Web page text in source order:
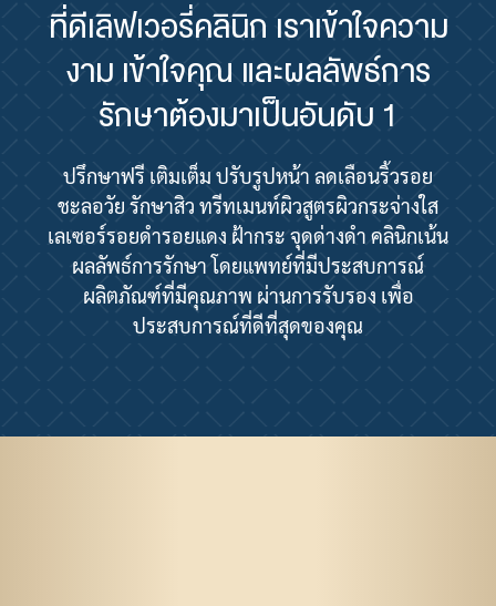
ที่ดีเลิฟเวอรี่คลินิก เราเข้าใจความ
งาม เข้าใจคุณ และผลลัพธ์การ
รักษาต้องมาเป็นอันดับ 1
ปรึกษาฟรี เติมเต็ม ปรับรูปหน้า ลดเลือนริ้วรอย
ชะลอวัย รักษาสิว ทรีทเมนท์ผิวสูตรผิวกระจ่างใส
เลเซอร์รอยดำรอยแดง ฝ้ากระ จุดด่างดำ คลินิกเน้น
ผลลัพธ์การรักษา โดยแพทย์ที่มีประสบการณ์
ผลิตภัณฑ์ที่มีคุณภาพ ผ่านการรับรอง เพื่อ
ประสบการณ์ที่ดีที่สุดของคุณ